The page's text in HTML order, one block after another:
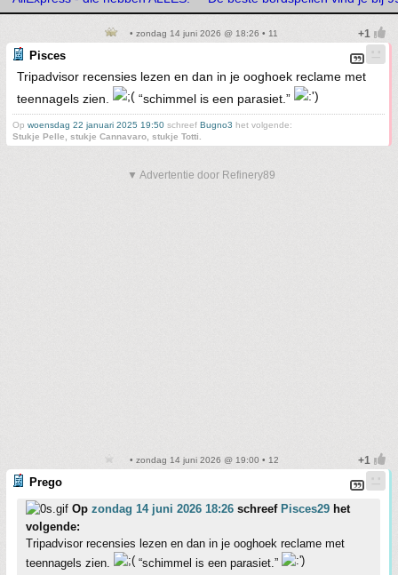
• zondag 14 juni 2026 @ 18:26 • 11
Pisces
Tripadvisor recensies lezen en dan in je ooghoek reclame met
teennagels zien.
“schimmel is een parasiet.”
Op woensdag 22 januari 2025 19:50 schreef Bugno3 het volgende:
Stukje Pelle, stukje Cannavaro, stukje Totti.
▼ Advertentie door Refinery89
• zondag 14 juni 2026 @ 19:00 • 12
Prego
Op zondag 14 juni 2026 18:26 schreef Pisces29 het
volgende:
Tripadvisor recensies lezen en dan in je ooghoek reclame met
teennagels zien.
“schimmel is een parasiet.”